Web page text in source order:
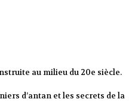
au milieu du 20e siècle.
d’antan et les secrets de la